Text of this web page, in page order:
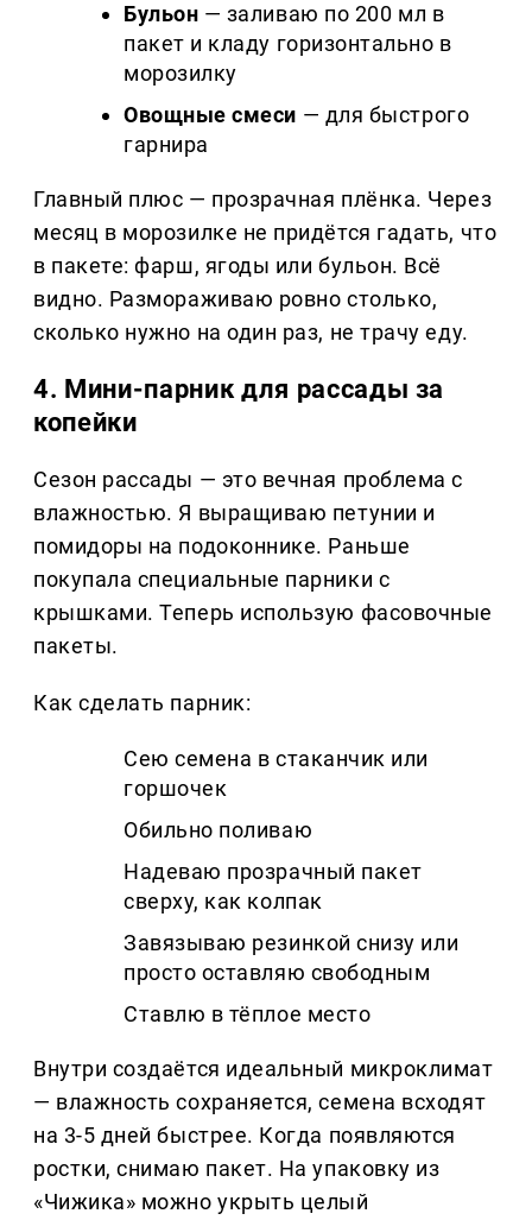
Бульон — заливаю по 200 мл в
пакет и кладу горизонтально в
морозилку
Овощные смеси — для быстрого
гарнира
Главный плюс — прозрачная плёнка. Через
месяц в морозилке не придётся гадать, что
в пакете: фарш, ягоды или бульон. Всё
видно. Размораживаю ровно столько,
сколько нужно на один раз, не трачу еду.
4. Мини-парник для рассады за
копейки
Сезон рассады — это вечная проблема с
влажностью. Я выращиваю петунии и
помидоры на подоконнике. Раньше
покупала специальные парники с
крышками. Теперь использую фасовочные
пакеты.
Как сделать парник:
Сею семена в стаканчик или
горшочек
Обильно поливаю
Надеваю прозрачный пакет
сверху, как колпак
Завязываю резинкой снизу или
просто оставляю свободным
Ставлю в тёплое место
Внутри создаётся идеальный микроклимат
— влажность сохраняется, семена всходят
на 3-5 дней быстрее. Когда появляются
ростки, снимаю пакет. На упаковку из
«Чижика» можно укрыть целый